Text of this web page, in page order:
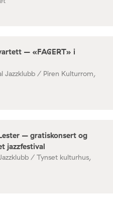
– «FAGERT» i
Jazzklubb / Piren Kulturrom,
– gratiskonsert og
jazzfestival
/ Tynset kulturhus,